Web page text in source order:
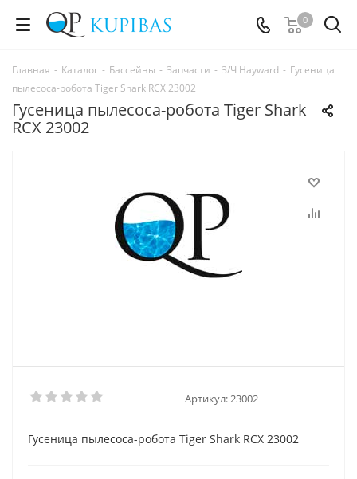
0
Главная - Каталог - Бассейны - Запчасти - З/Ч Hayward - Гусеница
пылесоса-робота Tiger Shark RCX 23002
Гусеница пылесоса-робота Tiger Shark
RCX 23002
Артикул: 23002
Гусеница пылесоса-робота Tiger Shark RCX 23002